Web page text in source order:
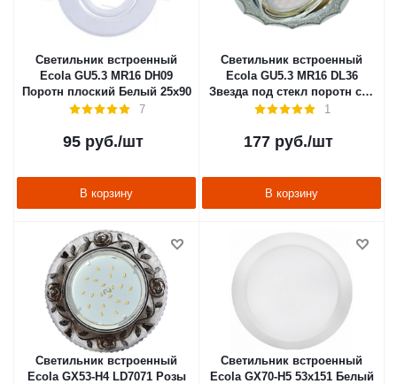
Светильник встроенный
Ecola GU5.3 MR16 DH09
Поротн плоский Белый 25х90
7
95 руб./шт
В корзину
Светильник встроенный
Ecola GU5.3 MR16 DL36
Звезда под стекл поротн сер
блеск/хром 22х84
1
177 руб./шт
В корзину
Светильник встроенный
Ecola GX53-H4 LD7071 Розы
Светильник встроенный
Ecola GX70-H5 53x151 Белый